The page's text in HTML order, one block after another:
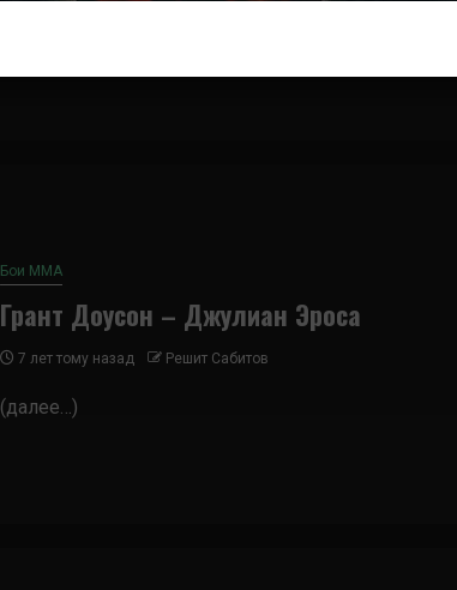
Бои ММА
Грант Доусон – Джулиан Эроса
7 лет тому назад Решит Сабитов
(далее…)